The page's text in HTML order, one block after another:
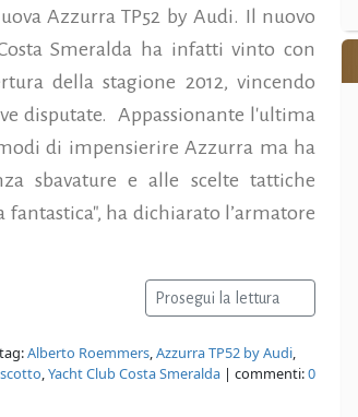
Azzurra TP52 by Audi. Il nuovo
Smeralda ha infatti vinto con
della stagione 2012, vincendo
disputate. Appassionante l'ultima
di impensierire Azzurra ma ha
sbavature e alle scelte tattiche
fantastica", ha dichiarato l’armatore
Prosegui la lettura
Alberto Roemmers,Azzurra TP52 by Audi,
,Yacht Club Costa Smeralda | commenti:0